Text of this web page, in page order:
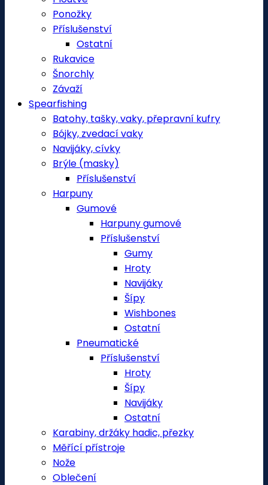
Ponožky
Příslušenství
Ostatní
Rukavice
Šnorchly
Závaží
Spearfishing
Batohy, tašky, vaky, přepravní kufry
Bójky, zvedací vaky
Navijáky, cívky
Brýle (masky)
Příslušenství
Harpuny
Gumové
Harpuny gumové
Příslušenství
Gumy
Hroty
Navijáky
Šípy
Wishbones
Ostatní
Pneumatické
Příslušenství
Hroty
Šípy
Navijáky
Ostatní
Karabiny, držáky hadic, přezky
Měřící přístroje
Nože
Oblečení